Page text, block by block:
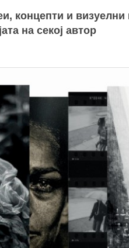
концепти и
на секој автор